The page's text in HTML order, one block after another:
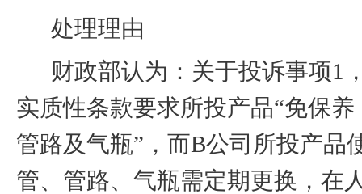
处理理由
财政部认为：关于投诉事项1
实质性条款要求所投产品“免保
管路及气瓶”，而B公司所投产品
管、管路、气瓶需定期更换，在